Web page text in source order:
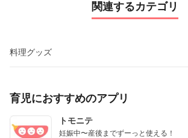
関連するカテゴリ
料理グッズ
育児におすすめのアプリ
トモニテ
妊娠中〜産後までずーっと使える！